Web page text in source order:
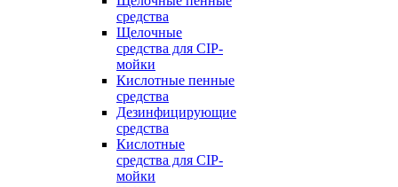
средства
Щелочные
средства для CIP-
мойки
Кислотные пенные
средства
Дезинфицирующие
средства
Кислотные
средства для CIP-
мойки